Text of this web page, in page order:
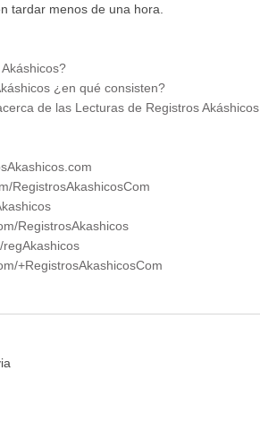
tardar menos de una hora.
¿en qué consisten?
de las Lecturas de Registros Akáshicos
RegistrosAkashicosCom
RegistrosAkashicos
+RegistrosAkashicosCom